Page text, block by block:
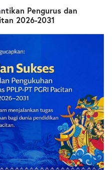
Pengurus dan
2026-2031